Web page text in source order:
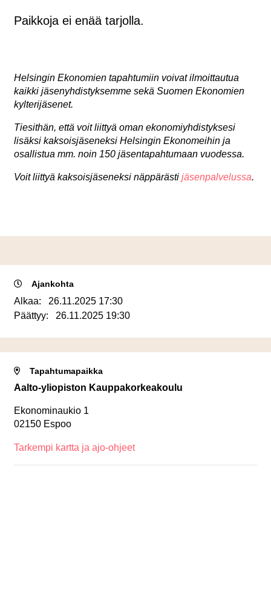
Paikkoja ei enää tarjolla.
Helsingin Ekonomien tapahtumiin voivat ilmoittautua
kaikki jäsenyhdistyksemme sekä Suomen Ekonomien
kylterijäsenet.
Tiesithän, että voit liittyä oman ekonomiyhdistyksesi
lisäksi kaksoisjäseneksi Helsingin Ekonomeihin ja
osallistua mm. noin 150 jäsentapahtumaan vuodessa.
Voit liittyä kaksoisjäseneksi näppärästi jäsenpalvelussa.
Ajankohta
Alkaa: 26.11.2025 17:30
Päättyy: 26.11.2025 19:30
Tapahtumapaikka
Aalto-yliopiston Kauppakorkeakoulu
Ekonominaukio 1
02150 Espoo
Tarkempi kartta ja ajo-ohjeet